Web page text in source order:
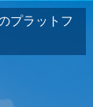
プラットフ